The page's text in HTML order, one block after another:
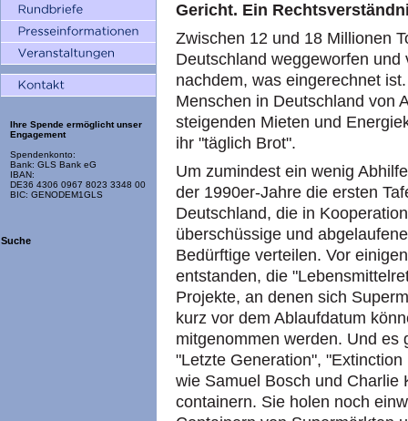
Ihre Spende ermöglicht unser
Engagement
Spendenkonto:
Bank: GLS Bank eG
IBAN:
DE36 4306 0967 8023 3348 00
BIC: GENODEM1GLS
Suche
Gericht. Ein
Zwischen 12 und 18 Millionen
Deutschland weggeworfen
nachdem, was eingerechnet
Menschen in Deutschland von
steigenden Mieten und
ihr "täglich Brot".
Um zumindest ein wenig
der 1990er-Jahre die ersten
Deutschland, die in
überschüssige und
Bedürftige verteilen. Vor
entstanden, die
Projekte, an denen sich
kurz vor dem Ablaufdatum
mitgenommen werden. Und es
"Letzte Generation",
wie Samuel Bosch und Charlie
containern. Sie holen noch